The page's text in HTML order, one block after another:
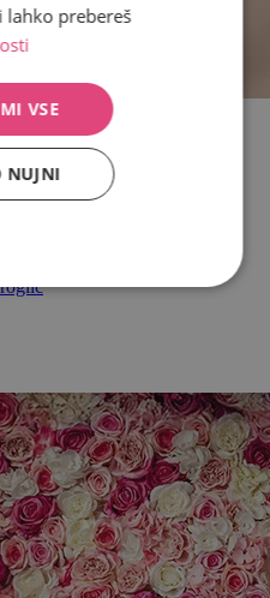
Nakit
Pečlové
lahko prebereš
VSE
NUJNI